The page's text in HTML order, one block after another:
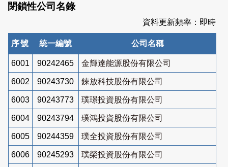
閉鎖性公司名錄
資料更新頻率：即時
序號 統一編號 公司名稱
6001 90242465 金輝達能源股份有限公司
6002 90243730 錸放科技股份有限公司
6003 90243773 璞璟投資股份有限公司
6004 90243794 璞鴻投資股份有限公司
6005 90244359 璞全投資股份有限公司
6006 90245293 璞榮投資股份有限公司